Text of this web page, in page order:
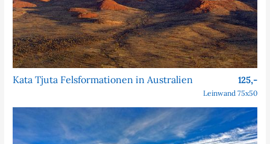
Kata Tjuta Felsformationen in Australien 125,-
Leinwand 75x50